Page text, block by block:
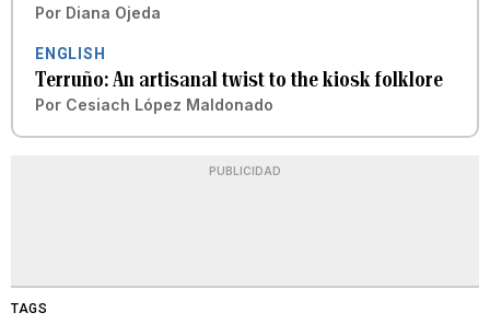
Por Diana Ojeda
ENGLISH
Terruño: An artisanal twist to the kiosk folklore
Por Cesiach López Maldonado
PUBLICIDAD
TAGS